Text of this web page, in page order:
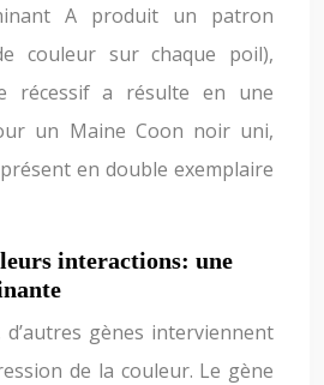
A produit un patron
couleur sur chaque poil),
récessif a résulte en une
un Maine Coon noir uni,
en double exemplaire
interactions: une
d’autres gènes interviennent
de la couleur. Le gène